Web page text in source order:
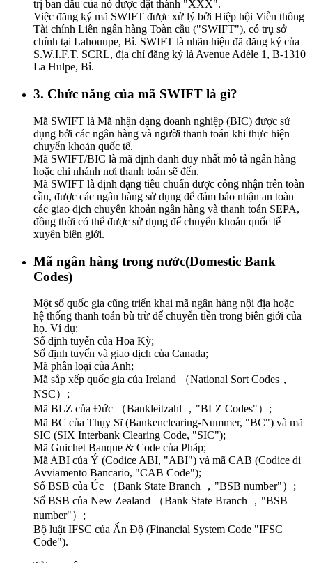
trị ban đầu của nó được đặt thành "XXX".
Việc đăng ký mã SWIFT được xử lý bởi Hiệp hội Viễn thông
Tài chính Liên ngân hàng Toàn cầu ("SWIFT"), có trụ sở
chính tại Lahouupe, Bỉ. SWIFT là nhãn hiệu đã đăng ký của
S.W.I.F.T. SCRL, địa chỉ đăng ký là Avenue Adèle 1, B-1310
La Hulpe, Bỉ.
3. Chức năng của mã SWIFT là gì?
Mã SWIFT là Mã nhận dạng doanh nghiệp (BIC) được sử
dụng bởi các ngân hàng và người thanh toán khi thực hiện
chuyển khoản quốc tế.
Mã SWIFT/BIC là mã định danh duy nhất mô tả ngân hàng
hoặc chi nhánh nơi thanh toán sẽ đến.
Mã SWIFT là định dạng tiêu chuẩn được công nhận trên toàn
cầu, được các ngân hàng sử dụng để đảm bảo nhận an toàn
các giao dịch chuyển khoản ngân hàng và thanh toán SEPA,
đồng thời có thể được sử dụng để chuyển khoản quốc tế
xuyên biên giới.
Mã ngân hàng trong nước(Domestic Bank
Codes)
Một số quốc gia cũng triển khai mã ngân hàng nội địa hoặc
hệ thống thanh toán bù trừ để chuyển tiền trong biên giới của
họ. Ví dụ:
Số định tuyến của Hoa Kỳ;
Số định tuyến và giao dịch của Canada;
Mã phân loại của Anh;
Mã sắp xếp quốc gia của Ireland （National Sort Codes，
NSC）;
Mã BLZ của Đức （Bankleitzahl ，"BLZ Codes"）;
Mã BC của Thụy Sĩ (Bankenclearing-Nummer, "BC") và mã
SIC (SIX Interbank Clearing Code, "SIC");
Mã Guichet Banque & Code của Pháp;
Mã ABI của Ý (Codice ABI, "ABI") và mã CAB (Codice di
Avviamento Bancario, "CAB Code");
Số BSB của Úc （Bank State Branch ，"BSB number"）;
Số BSB của New Zealand （Bank State Branch ，"BSB
number"）;
Bộ luật IFSC của Ấn Độ (Financial System Code "IFSC
Code").